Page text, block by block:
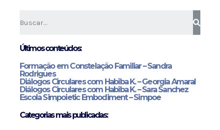
Últimos conteúdos:
Formação em Constelação Familiar – Sandra
Rodrigues
Diálogos Circulares com Habiba K. – Georgia Amaral
Diálogos Circulares com Habiba K. – Sara Sanchez
Escola Simpoietic Embodiment – Simpoe
Categorias mais publicadas: